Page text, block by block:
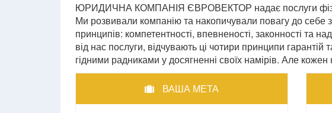
ЮРИДИЧНА КОМПАНІЯ ЄВРОВЕКТОР надає послуги
Ми розвивали компанію та накопичували повагу до себе
принципів: компетентності, впевненості, законності та
від нас послуги, відчувають ці чотири принципи
гідними радниками у досягненні своїх намірів. Але
ВАША МЕТА